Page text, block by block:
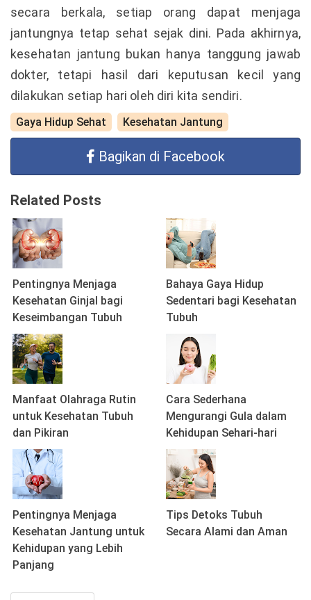
secara berkala, setiap orang dapat menjaga
jantungnya tetap sehat sejak dini. Pada akhirnya,
kesehatan jantung bukan hanya tanggung jawab
dokter, tetapi hasil dari keputusan kecil yang
dilakukan setiap hari oleh diri kita sendiri.
Gaya Hidup Sehat Kesehatan Jantung
Bagikan di Facebook
Related Posts
Pentingnya Menjaga
Kesehatan Ginjal bagi
Keseimbangan Tubuh
Bahaya Gaya Hidup
Sedentari bagi Kesehatan
Tubuh
Manfaat Olahraga Rutin
untuk Kesehatan Tubuh
dan Pikiran
Cara Sederhana
Mengurangi Gula dalam
Kehidupan Sehari-hari
Pentingnya Menjaga
Kesehatan Jantung untuk
Kehidupan yang Lebih
Panjang
Tips Detoks Tubuh
Secara Alami dan Aman